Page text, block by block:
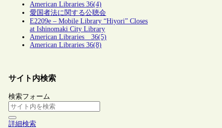
American Libraries 36(4)
愛国者法に関する公聴会
E2209e – Mobile Library “Hiyori” Closes
at Ishinomaki City Library
American Libraries 36(5)
American Libraries 36(8)
サイト内検索
検索フォーム
詳細検索